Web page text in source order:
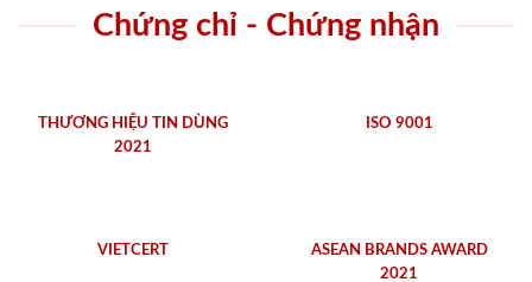
Chứng chỉ - Chứng nhận
THƯƠNG HIỆU TIN DÙNG
2021
ISO 9001
VIETCERT
ASEAN BRANDS AWARD
2021